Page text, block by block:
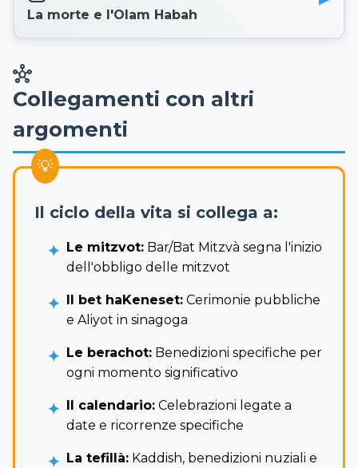
La morte e l'Olam Habah
hub
Collegamenti con altri
argomenti
Il ciclo della vita si collega a:
Le mitzvot: Bar/Bat Mitzvà segna l'inizio
dell'obbligo delle mitzvot
Il bet haKeneset: Cerimonie pubbliche
e Aliyot in sinagoga
Le berachot: Benedizioni specifiche per
ogni momento significativo
Il calendario: Celebrazioni legate a
date e ricorrenze specifiche
La tefillà: Kaddish, benedizioni nuziali e